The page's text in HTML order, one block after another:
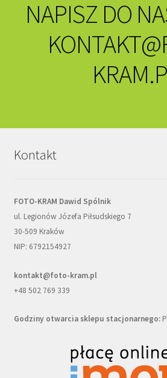
NAPISZ DO
Kontakt
FOTO-KRAM Dawid Spólnik
ul. Legionów Józefa Piłsudskiego 7
30-509 Kraków
NIP: 6792154927
kontakt@foto-kram.pl
+48 502 769 339
Godziny otwarcia sklepu stacjonarnego: